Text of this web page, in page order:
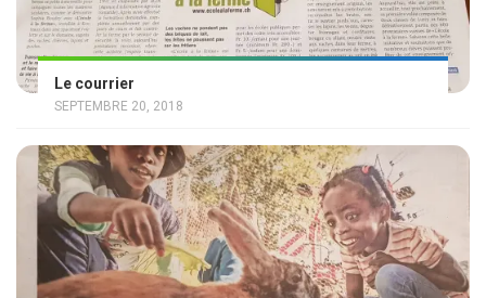
Le courrier
SEPTEMBRE 20, 2018